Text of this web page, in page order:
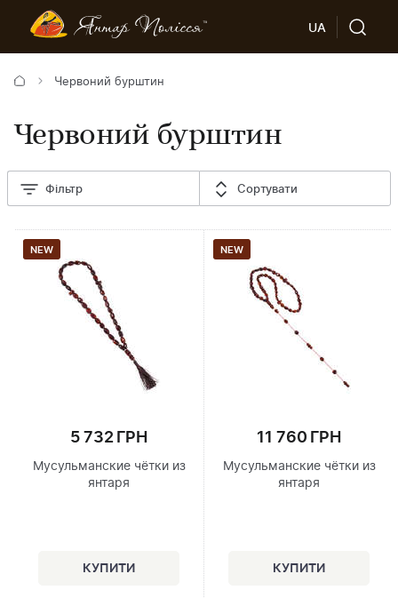
UA
Червоний бурштин
Червоний бурштин
Фільтр Сортувати
NEW
5 732 ГРН
Мусульманские чётки из
янтаря
NEW
11 760 ГРН
Мусульманские чётки из
янтаря